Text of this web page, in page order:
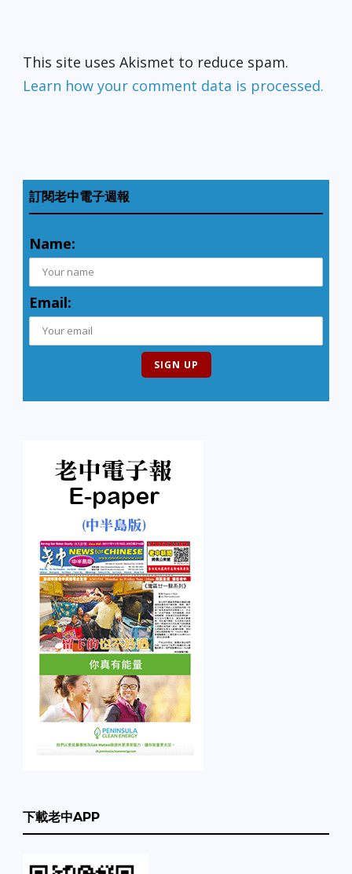
This site uses Akismet to reduce spam.
Learn how your comment data is processed.
訂閱老中電子週報
Name:
Email:
下載老中APP